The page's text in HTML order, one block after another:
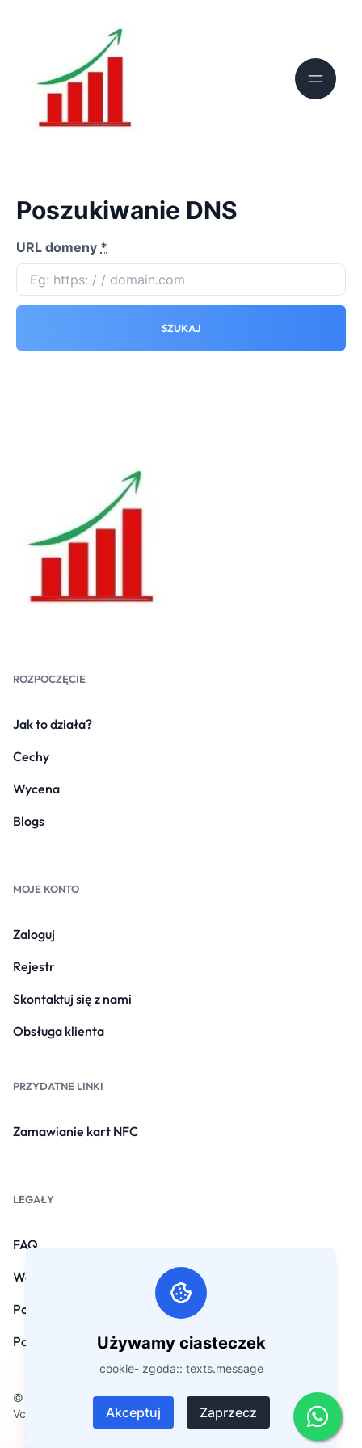
Poszukiwanie DNS
URL domeny *
SZUKAJ
Używamy ciasteczek
cookie- zgoda:: texts.message
Akceptuj Zaprzecz
ROZPOCZĘCIE
Jak to działa?
Cechy
Wycena
Blogs
MOJE KONTO
Zaloguj
Rejestr
Skontaktuj się z nami
Obsługa klienta
PRZYDATNE LINKI
Zamawianie kart NFC
LEGAŁY
FAQ
Warunki
Polityka prywatności
Polityka refundacji
© Prawa autorskie 2026. Wszelkie prawa zastrzeżone przez
Vcard.